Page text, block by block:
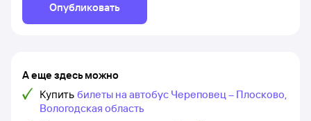
Опубликовать
А еще здесь можно
Купить билеты на автобус Череповец – Плосково,
Вологодская область